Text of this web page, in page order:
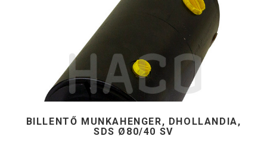
BILLENTŐ MUNKAHENGER, DHOLLANDIA,
SDS Ø80/40 SV